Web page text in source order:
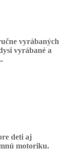
vyrábaných
vyrábané a
deti aj
motoriku.